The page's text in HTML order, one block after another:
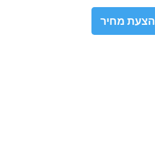
מחיר